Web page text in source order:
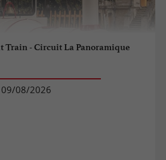
Train - Circuit La Panoramique
08/2026